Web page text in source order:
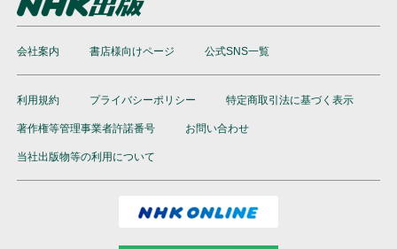
会社案内 書店様向けページ 公式SNS一覧
利用規約 プライバシーポリシー 特定商取引法に基づく表示
著作権等管理事業者許諾番号 お問い合わせ
当社出版物等の利用について